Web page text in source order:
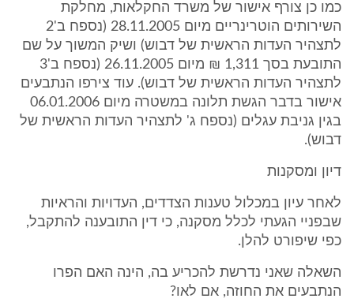
כמו כן צורף אישור של משרד החקלאות, מחלקת
השירותים הוטרינריים מיום 28.11.2005 (נספח ב'2
לתצהיר העדות הראשית של דבוש) ושיק המשוך על שם
התובעת בסך 1,311 ₪ מיום 26.11.2005 (נספח ב'3
לתצהיר העדות הראשית של דבוש). עוד צירפו הנתבעים
אישור בדבר הגשת תלונה במשטרה מיום 06.01.2006
בגין גניבת עגלים (נספח ג' לתצהיר העדות הראשית של
דבוש).
דיון ומסקנות
לאחר עיון במכלול טענות הצדדים, העדויות והראיות
שבפניי הגעתי לכלל מסקנה, כי דין התובענה להתקבל,
כפי שיפורט להלן.
השאלה שאני נדרשת להכריע בה, הינה האם הפרו
הנתבעים את החוזה, אם לאו?